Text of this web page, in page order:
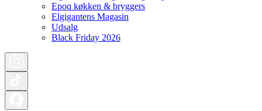
Epoq køkken & bryggers
Elgigantens Magasin
Udsalg
Black Friday 2026